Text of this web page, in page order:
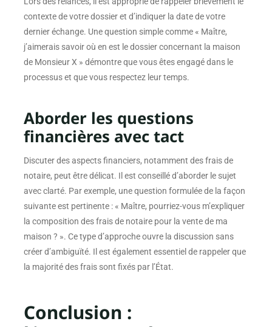
contexte de votre dossier et d’indiquer la date de votre
dernier échange. Une question simple comme « Maître,
j’aimerais savoir où en est le dossier concernant la maison
de Monsieur X » démontre que vous êtes engagé dans le
processus et que vous respectez leur temps.
Aborder les questions
financières avec tact
Discuter des aspects financiers, notamment des frais de
notaire, peut être délicat. Il est conseillé d’aborder le sujet
avec clarté. Par exemple, une question formulée de la façon
suivante est pertinente : « Maître, pourriez-vous m’expliquer
la composition des frais de notaire pour la vente de ma
maison ? ». Ce type d’approche ouvre la discussion sans
créer d’ambiguïté. Il est également essentiel de rappeler que
la majorité des frais sont fixés par l’État.
Conclusion :